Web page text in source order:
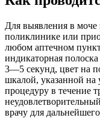
Для выявления в моче
поликлинике или
любом аптечном
индикаторная
3—5 секунд, цвет на
шкалой, указанной на
процедуру в течение
врачу для